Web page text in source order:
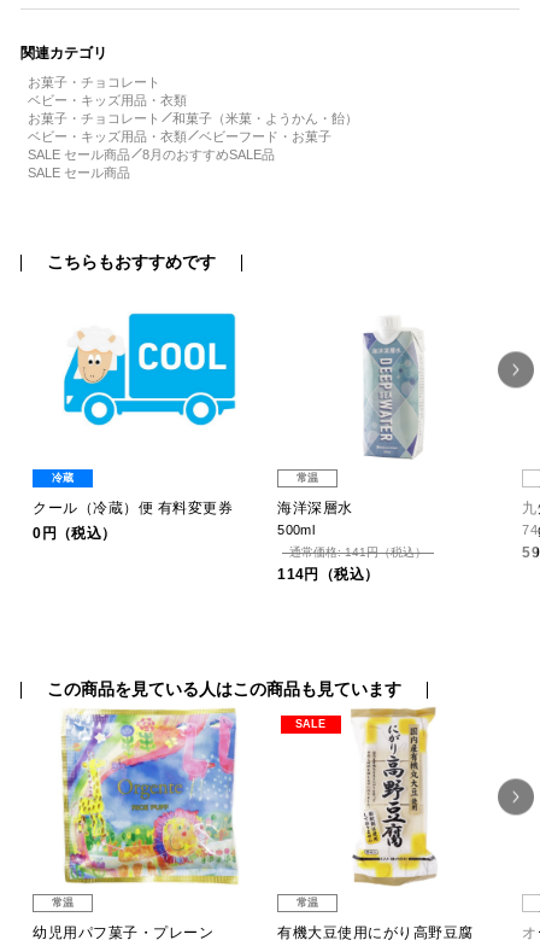
関連カテゴリ
お菓子・チョコレート
ベビー・キッズ用品・衣類
お菓子・チョコレート
和菓子（米菓・ようかん・飴）
ベビー・キッズ用品・衣類
ベビーフード・お菓子
SALE セール商品
8月のおすすめSALE品
SALE セール商品
こちらもおすすめです
冷蔵
クール（冷蔵）便 有料変更券
0円（税込）
常温
海洋深層水
500ml
通常価格: 141円（税込）
114円（税込）
この商品を見ている人はこの商品も見ています
常温
幼児用パフ菓子・プレーン
SALE
常温
有機大豆使用にがり高野豆腐